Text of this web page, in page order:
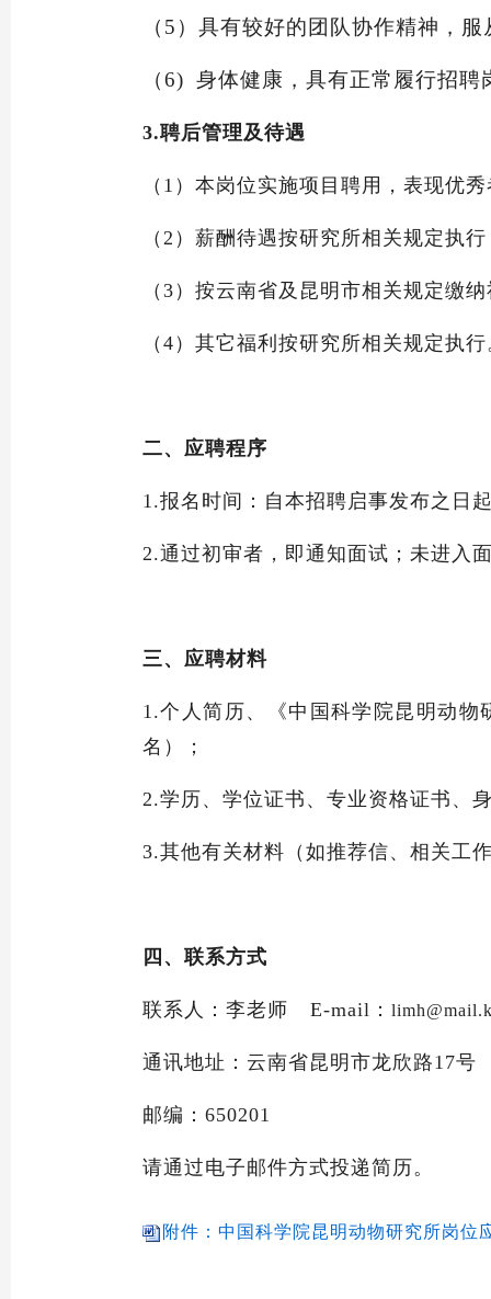
（5） 具有较好的团队协作精神，服
（6) 身体健康，具有正常履行招聘
3.聘后管理及待遇
（ 1）本岗位实施项目聘用，表现优
（ 2）薪酬待遇按研究所相关规定执
（ 3）按云南省及昆明市相关规定缴
（ 4）其它福利按研究所相关规定执
二、应聘程序
1.报名时间：自本招聘启事发布之日
2.通过初审者，即通知面试；未进入
三、应聘材料
1.个人简历、《中国科学院昆明动
名）；
2.学历、学位证书、专业资格证书、
3.其他有关材料（如推荐信、相关工
四、联系方式
联系人：李老师 E-mail：
通讯地址：云南省昆明市龙欣路17号
邮编： 650201
请通过电子邮件方式投递简历。
附件：中国科学院昆明动物研究所岗位